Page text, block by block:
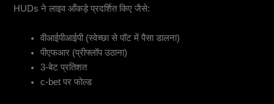
HUDs ने लाइव आँकड़े प्रदर्शित किए जैसे:
वीआईपीआईपी (स्वेच्छा से पॉट में पैसा डालना)
पीएफआर (प्रीफ्लॉप उठाना)
3-बेट प्रतिशत
c-bet पर फोल्ड